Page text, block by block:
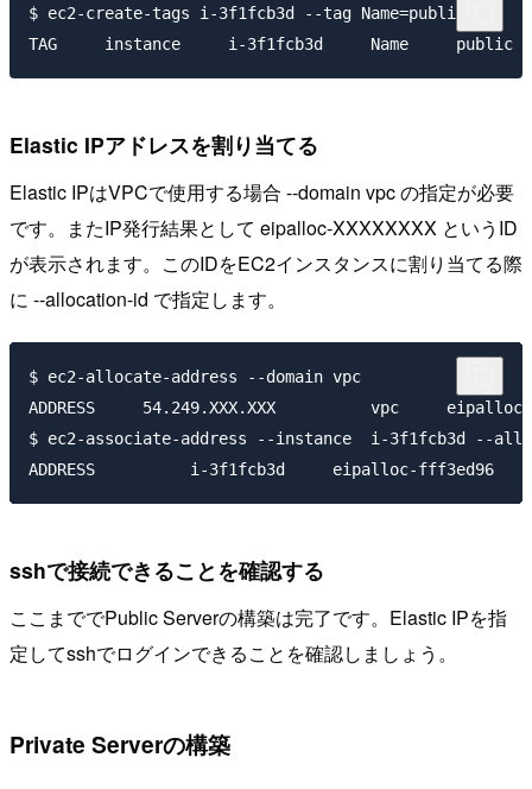
$ ec2-create-tags i-3f1fcb3d --tag Name=public
Elastic IPアドレスを割り当てる
Elastic IPはVPCで使用する場合 --domain vpc の指定が必要
です。またIP発行結果として eipalloc-XXXXXXXX というID
が表示されます。このIDをEC2インスタンスに割り当てる際
に --allocation-id で指定します。
$ ec2-allocate-address --domain vpc
ADDRESS     54.249.XXX.XXX          vpc
$ ec2-associate-address --instance  i-3f1fcb3d --
sshで接続できることを確認する
ここまででPublic Serverの構築は完了です。Elastic IPを指
定してsshでログインできることを確認しましょう。
Private Serverの構築